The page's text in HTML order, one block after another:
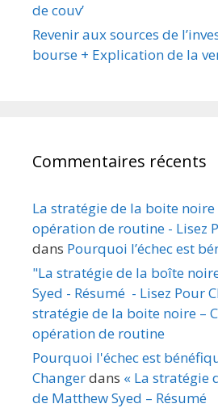
de couv’
Revenir aux sources de
bourse + Explication de la
Commentaires récents
La stratégie de la boite noire
opération de routine - Lisez
dans Pourquoi l’échec est
"La stratégie de la boîte
Syed - Résumé - Lisez Pour
stratégie de la boite noire –
opération de routine
Pourquoi l'échec est
Changerdans « La stratégie
de Matthew Syed – Résumé